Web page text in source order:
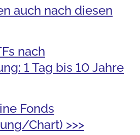
auch nach diesen
nach
1 Tag bis 10 Jahre
Fonds
Chart) >>>